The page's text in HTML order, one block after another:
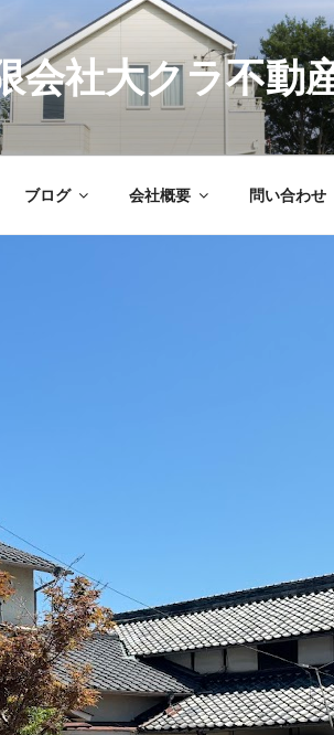
会社大クラ不動
ブログ 会社概要 問い合わせ